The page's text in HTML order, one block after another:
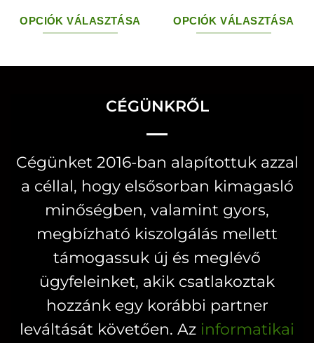
OPCIÓK VÁLASZTÁSA
a
több
A
változatok
a
termékoldalon
választhatók
ki
OPCIÓK VÁLASZTÁSA
a
A
változatok
a
ki
CÉGÜNKRŐL
Cégünket 2016-ban alapítottuk azzal
a céllal, hogy elsősorban kimagasló
minőségben, valamint gyors,
megbízható kiszolgálás mellett
támogassuk új és meglévő
ügyfeleinket, akik csatlakoztak
hozzánk egy korábbi partner
leváltását követően. Az informatikai